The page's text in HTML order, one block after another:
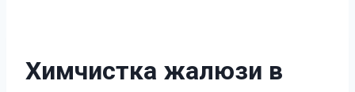
Химчистка жалюзи в